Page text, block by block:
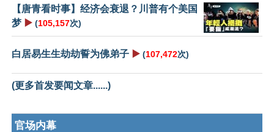
【唐青看时事】经济会衰退？川普有个美国
梦 ▶️ (105,157次)
白居易生生劫劫誓为佛弟子 ▶️ (107,472次)
(更多首发要闻文章......)
官场内幕